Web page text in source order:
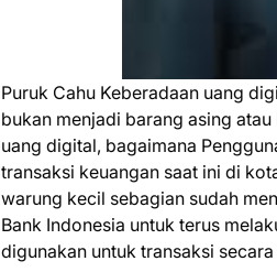
Puruk Cahu Keberadaan uang
bukan menjadi barang asing
uang digital, bagaimana
transaksi keuangan saat ini di
warung kecil sebagian sudah
Bank Indonesia untuk terus
digunakan untuk transaksi